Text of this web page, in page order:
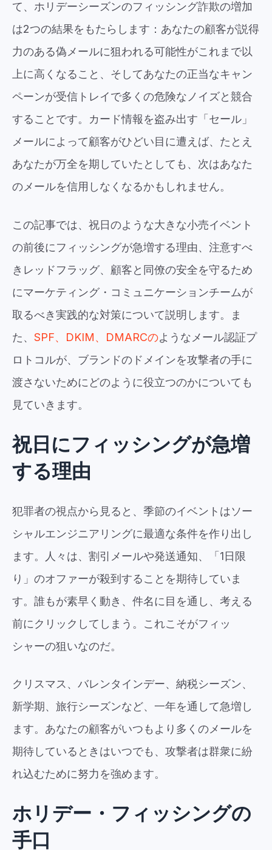
て、ホリデーシーズンのフィッシング詐欺の増加
は2つの結果をもたらします：あなたの顧客が説得
力のある偽メールに狙われる可能性がこれまで以
上に高くなること、そしてあなたの正当なキャン
ペーンが受信トレイで多くの危険なノイズと競合
することです。カード情報を盗み出す「セール」
メールによって顧客がひどい目に遭えば、たとえ
あなたが万全を期していたとしても、次はあなた
のメールを信用しなくなるかもしれません。
この記事では、祝日のような大きな小売イベント
の前後にフィッシングが急増する理由、注意すべ
きレッドフラッグ、顧客と同僚の安全を守るため
にマーケティング・コミュニケーションチームが
取るべき実践的な対策について説明します。ま
た、 SPF、DKIM、DMARCのようなメール認証プ
ロトコルが、ブランドのドメインを攻撃者の手に
渡さないためにどのように役立つのかについても
見ていきます。
祝日にフィッシングが急増
する理由
犯罪者の視点から見ると、季節のイベントはソー
シャルエンジニアリングに最適な条件を作り出し
ます。人々は、割引メールや発送通知、「1日限
り」のオファーが殺到することを期待していま
す。誰もが素早く動き、件名に目を通し、考える
前にクリックしてしまう。これこそがフィッ
シャーの狙いなのだ。
クリスマス、バレンタインデー、納税シーズン、
新学期、旅行シーズンなど、一年を通して急増し
ます。あなたの顧客がいつもより多くのメールを
期待しているときはいつでも、攻撃者は群衆に紛
れ込むために努力を強めます。
ホリデー・フィッシングの
手口